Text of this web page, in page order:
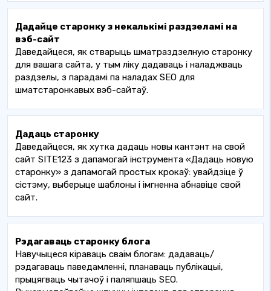
Дадайце старонку з некалькімі раздзеламі на
вэб-сайт
Даведайцеся, як стварыць шматраздзелную старонку
для вашага сайта, у тым ліку дадаваць і наладжваць
раздзелы, з парадамі па наладах SEO для
шматстаронкавых вэб-сайтаў.
Дадаць старонку
Даведайцеся, як хутка дадаць новы кантэнт на свой
сайт SITE123 з дапамогай інструмента «Дадаць новую
старонку» з дапамогай простых крокаў: увайдзіце ў
сістэму, выберыце шаблоны і імгненна абнавіце свой
сайт.
Рэдагаваць старонку блога
Навучыцеся кіраваць сваім блогам: дадаваць/
рэдагаваць паведамленні, планаваць публікацыі,
прыцягваць чытачоў і паляпшаць SEO.